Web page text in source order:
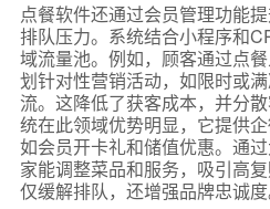
点餐软件还通过会员管理功能
排队压力。系统结合小程序和
域流量池。例如，顾客通过点
划针对性营销活动，如限时或
流。这降低了获客成本，并分
统在此领域优势明显，它提供
如会员开卡礼和储值优惠。通
家能调整菜品和服务，吸引高
仅缓解排队，还增强品牌忠诚度